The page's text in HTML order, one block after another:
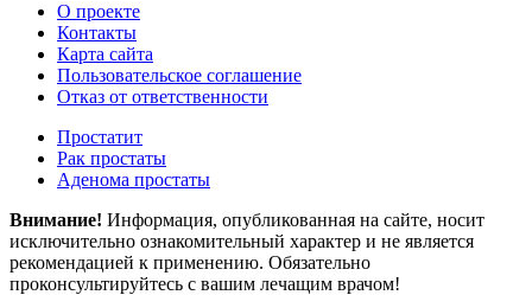
О проекте
Контакты
Карта сайта
Пользовательское соглашение
Отказ от ответственности
Простатит
Рак простаты
Аденома простаты
Внимание! Информация, опубликованная на сайте, носит
исключительно ознакомительный характер и не является
рекомендацией к применению. Обязательно
проконсультируйтесь с вашим лечащим врачом!